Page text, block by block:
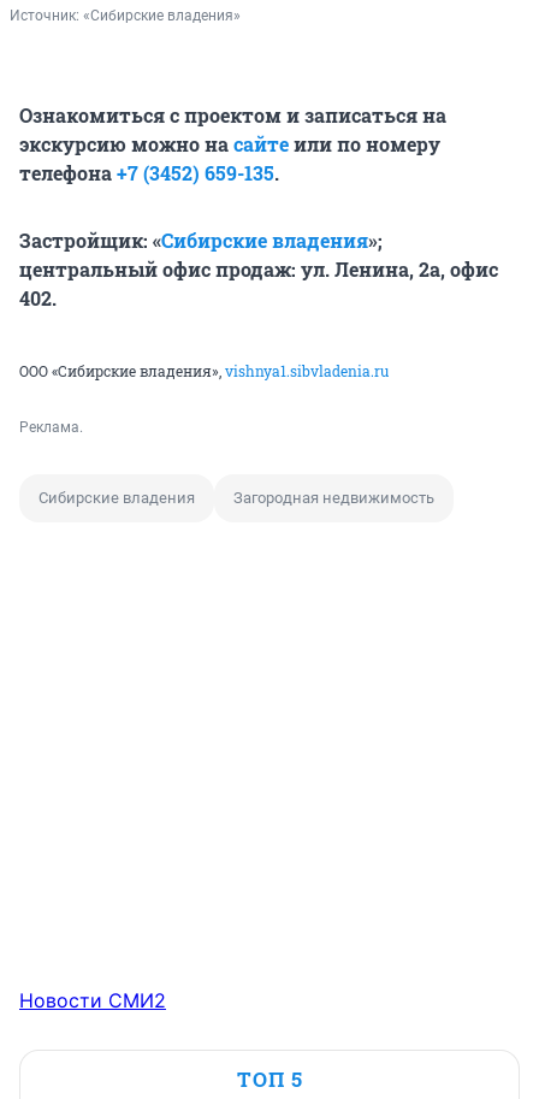
Источник: «Сибирские владения»
Ознакомиться с проектом и записаться на
экскурсию можно насайтеили по номеру
телефона+7 (3452) 659-135.
Застройщик: «Сибирские владения»;
центральный офис продаж: ул. Ленина, 2а, офис
402.
ООО «Сибирские владения»,vishnya1.sibvladenia.ru
Реклама.
Сибирские владения Загородная недвижимость
Новости СМИ2
ТОП 5